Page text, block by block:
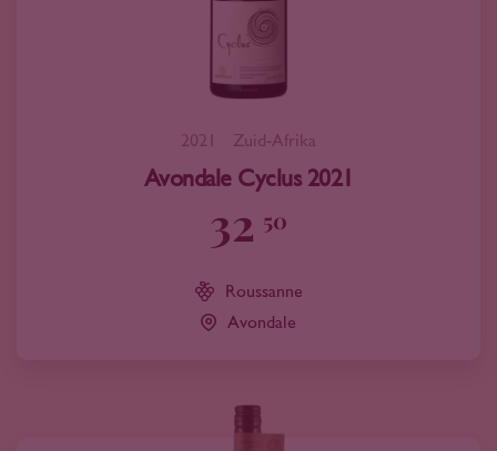
2021 Zuid-Afrika
Avondale Cyclus 2021
32 50
Roussanne
Avondale